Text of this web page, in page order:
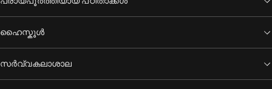
ഹൈസ്കൂൾ
സർവ്വകലാശാല